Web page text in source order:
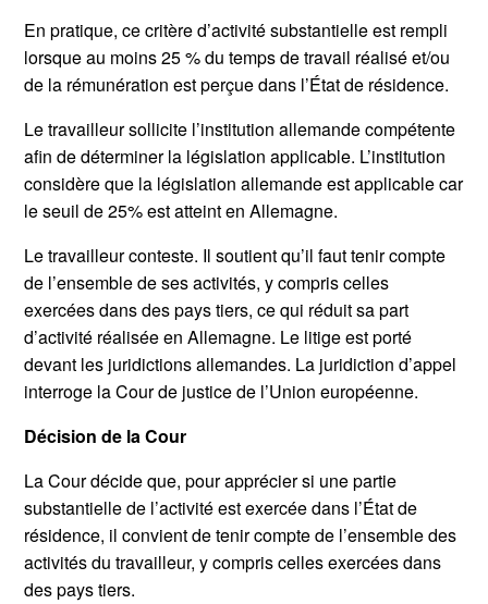
En pratique, ce critère d’activité substantielle est rempli
lorsque au moins 25 % du temps de travail réalisé et/ou
de la rémunération est perçue dans l’État de résidence.
Le travailleur sollicite l’institution allemande compétente
afin de déterminer la législation applicable. L’institution
considère que la législation allemande est applicable car
le seuil de 25% est atteint en Allemagne.
Le travailleur conteste. Il soutient qu’il faut tenir compte
de l’ensemble de ses activités, y compris celles
exercées dans des pays tiers, ce qui réduit sa part
d’activité réalisée en Allemagne. Le litige est porté
devant les juridictions allemandes. La juridiction d’appel
interroge la Cour de justice de l’Union européenne.
Décision de la Cour
La Cour décide que, pour apprécier si une partie
substantielle de l’activité est exercée dans l’État de
résidence, il convient de tenir compte de l’ensemble des
activités du travailleur, y compris celles exercées dans
des pays tiers.